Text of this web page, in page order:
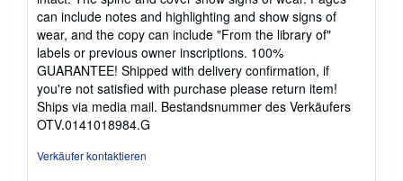
Sternen
can include notes and highlighting and show signs of
wear, and the copy can include "From the library of"
labels or previous owner inscriptions. 100%
GUARANTEE! Shipped with delivery confirmation, if
you're not satisfied with purchase please return item!
Ships via media mail. Bestandsnummer des Verkäufers
OTV.0141018984.G
Verkäufer kontaktieren